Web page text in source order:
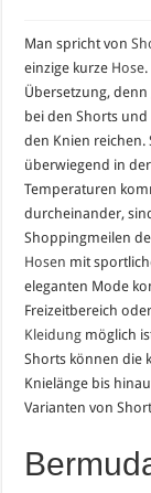
Man spricht von
einzige kurze Hose
Übersetzung, denn
bei den Shorts
den Knien reichen.
überwiegend in
Temperaturen
durcheinander,
Shoppingmeilen
Hosen mit
eleganten Mode
Freizeitbereich
Kleidung möglich
Shorts können die
Knielänge bis
Varianten von